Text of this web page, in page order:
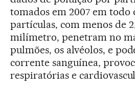
tomados em 2007 em todo
partículas, com menos de
milímetro, penetram no
pulmões, os alvéolos, e
corrente sanguínea,
respiratórias e